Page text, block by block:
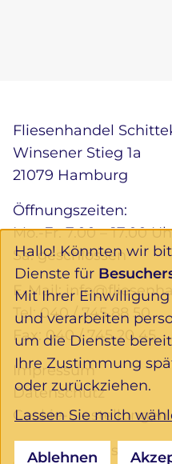
Fliesenhandel
Winsener Stieg 1a
21079 Hamburg
Öffnungszeiten:
Mo.-Fr. 7.00 – 17.00
Sa. geschlossen
E-Mail:
Tel:040 / 745 88 50
Fax: 040 / 745 20 45
Impressum
Datenschutz
Cookie-Einstellungen
Folgen Sie uns:
Hallo! Könnten wir
Dienste für
Mit Ihrer
und verarbeiten
um die Dienste
Ihre Zustimmung
oder zurückziehen.
Lassen Sie mich
Ablehnen